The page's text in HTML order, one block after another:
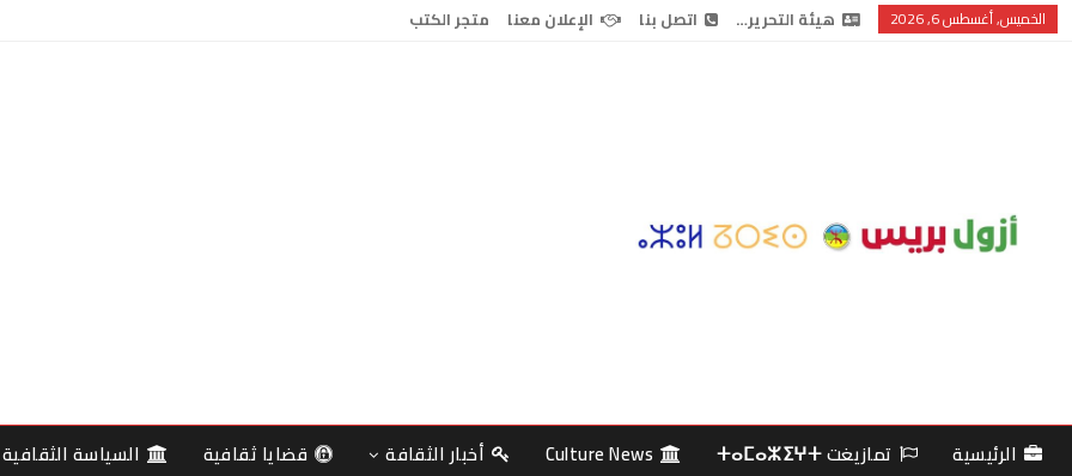
الخميس, أغسطس 6, 2026 هيئة التحرير… اتصل بنا الإعلان معنا متجر الكتب
الرئيسية تمازيغت ⵜⴰⵎⴰⵣⵉⵖⵜ Culture News أخبار الثقافة قضايا ثقافية السياسة الثقافية